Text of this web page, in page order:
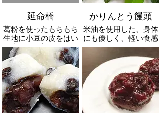
延命橋
葛粉を使ったもちもち
生地に小豆の皮をはい
だ中の白い部分だけを
使用した上質な生餡を
包んだ黒糖饅頭
かりんとう饅頭
米油を使用した、身体
にも優しく、軽い食感
のかりんとう饅頭。男
性には特に人気で、毎
朝出来立てを店頭にお
出ししています。